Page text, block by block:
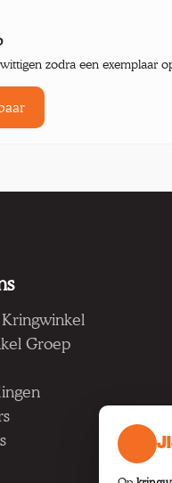
zodra een exemplaar
Groep